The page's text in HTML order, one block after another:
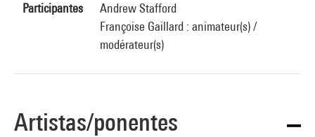
Participantes
Andrew Stafford
Françoise Gaillard : animateur(s) /
modérateur(s)
Artistas/ponentes